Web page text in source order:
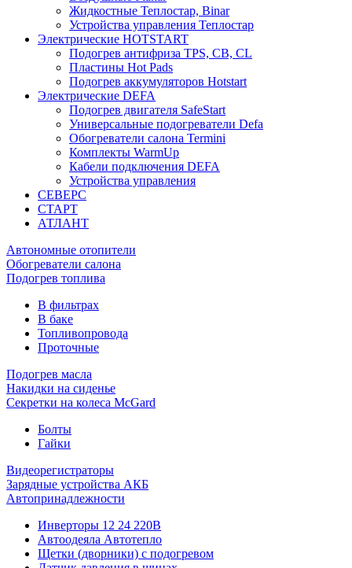
Жидкостные Теплостар, Binar
Устройства управления Теплостар
Электрические HOTSTART
Подогрев антифриза TPS, CB, CL
Пластины Hot Pads
Подогрев аккумуляторов Hotstart
Электрические DEFA
Подогрев двигателя SafeStart
Универсальные подогреватели Defa
Обогреватели салона Termini
Комплекты WarmUp
Кабели подключения DEFA
Устройства управления
СЕВЕРС
СТАРТ
АТЛАНТ
Автономные отопители
Обогреватели салона
Подогрев топлива
В фильтрах
В баке
Топливопровода
Проточные
Подогрев масла
Накидки на сиденье
Секретки на колеса McGard
Болты
Гайки
Видеорегистраторы
Зарядные устройства АКБ
Автопринадлежности
Инверторы 12 24 220В
Автоодеяла Автотепло
Щетки (дворники) с подогревом